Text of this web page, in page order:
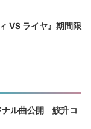
VS ライヤ』期間限
ナル曲公開 鮫升コ